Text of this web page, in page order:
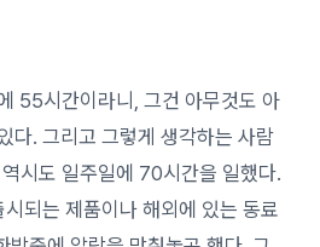
55시간이라니, 그건 아무것도 아
다. 그리고 그렇게 생각하는 사람
시도 일주일에 70시간을 일했다.
되는 제품이나 해외에 있는 동료